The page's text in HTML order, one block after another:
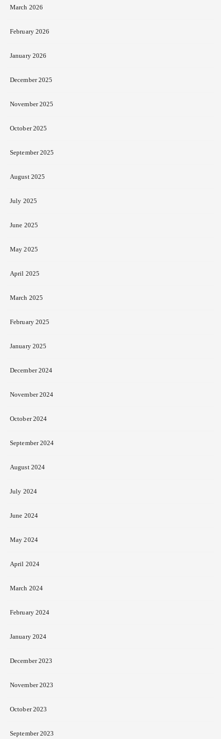
March 2026
February 2026
January 2026
December 2025
November 2025
October 2025
September 2025
August 2025
July 2025
June 2025
May 2025
April 2025
March 2025
February 2025
January 2025
December 2024
November 2024
October 2024
September 2024
August 2024
July 2024
June 2024
May 2024
April 2024
March 2024
February 2024
January 2024
December 2023
November 2023
October 2023
September 2023